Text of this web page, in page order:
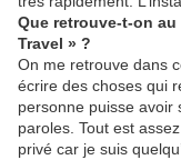
Que retrouve-t-on
Travel » ?
On me retrouve dans
écrire des choses qui
personne puisse avoir
paroles. Tout est
privé car je suis